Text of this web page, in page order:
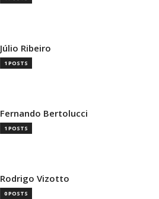
Júlio Ribeiro
1 POSTS
Fernando Bertolucci
1 POSTS
Rodrigo Vizotto
0 POSTS